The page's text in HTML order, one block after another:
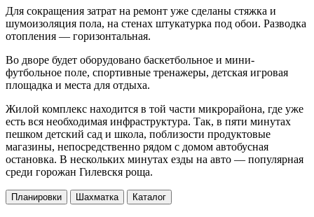
Для сокращения затрат на ремонт уже сделаны стяжка и
шумоизоляция пола, на стенах штукатурка под обои. Разводка
отопления — горизонтальная.
Во дворе будет оборудовано баскетбольное и мини-
футбольное поле, спортивные тренажеры, детская игровая
площадка и места для отдыха.
Жилой комплекс находится в той части микрорайона, где уже
есть вся необходимая инфраструктура. Так, в пяти минутах
пешком детский сад и школа, поблизости продуктовые
магазины, непосредственно рядом с домом автобусная
остановка. В нескольких минутах езды на авто — популярная
среди горожан Гилевскя роща.
Планировки Шахматка Каталог